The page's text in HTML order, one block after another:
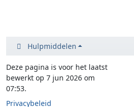
Hulpmiddelen
Deze pagina is voor het laatst
bewerkt op 7 jun 2026 om
07:53.
Privacybeleid